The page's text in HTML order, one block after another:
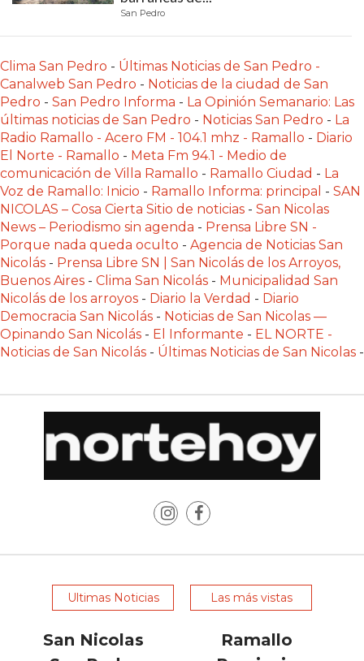
DE
CAMPANA
EXALTACIÓN
DE
LA
CRUZ
COLÓN
(BUENOS
AIRES)
EL
MEJOR
GIMNASIO
DE
PERGAMINO
MEJORES
PRECIOS
SUPLEMENTOS
DEPORTIVOS
PERGAMINO:
San Pedro
Clima San Pedro - Últimas Noticias de San Pedro -
Canalweb San Pedro - Noticias de la ciudad de San
Pedro - San Pedro Informa - La Opinión Semanario: Las
últimas noticias de San Pedro - Noticias San Pedro - La
Radio Ramallo - Acero FM - 104.1 mhz - Ramallo - Diario
El Norte - Ramallo - Meta Fm 94.1 - Medio de
comunicación de Villa Ramallo - Ramallo Ciudad - La
Voz de Ramallo: Inicio - Ramallo Informa: principal - SAN
NICOLAS – Cosa Cierta Sitio de noticias - San Nicolas
News – Periodismo sin agenda - Prensa Libre SN -
Porque nada queda oculto - Agencia de Noticias San
Nicolás - Prensa Libre SN | San Nicolás de los Arroyos,
Buenos Aires - Clima San Nicolás - Municipalidad San
Nicolás de los arroyos - Diario la Verdad - Diario
Democracia San Nicolás - Noticias de San Nicolas —
Opinando San Nicolás - El Informante - EL NORTE -
Noticias de San Nicolás - Últimas Noticias de San Nicolas -
Ultimas Noticias Las más vistas
San Nicolas
Ramallo